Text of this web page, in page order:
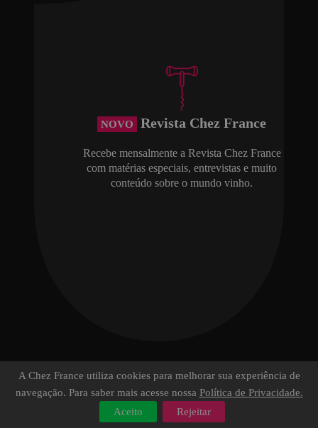
A Chez France utiliza cookies para melhorar sua experiência de
navegação. Para saber mais acesse nossa Política de Privacidade.
Aceito
Rejeitar
NOVO Revista Chez France
Recebe mensalmente a Revista Chez France
com matérias especiais, entrevistas e muito
conteúdo sobre o mundo vinho.
Brindes